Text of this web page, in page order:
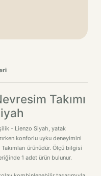
Takımı
- Lienzo Siyah, yatak
konforlu uyku deneyimini
ürünüdür. Ölçü bilgisi
1 adet ürün bulunur.